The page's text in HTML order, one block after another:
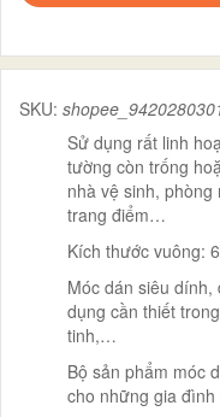
SKU:
Sử dụng rất linh
tường còn trống
nhà vệ sinh,
trang điểm…
Kích thước vuông:
Móc dán siêu
dụng cần thiết
tinh,…
Bộ sản phẩm móc
cho những gia